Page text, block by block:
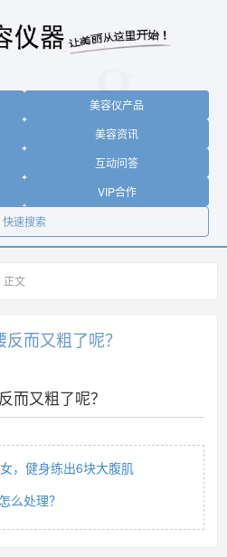
美容仪产品
美容资讯
互动问答
VIP合作
快速搜索
正文
而又粗了呢？
而又粗了呢？
，健身练出6块大腹肌
么处理？